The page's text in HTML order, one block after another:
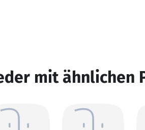
mit ähnlichen